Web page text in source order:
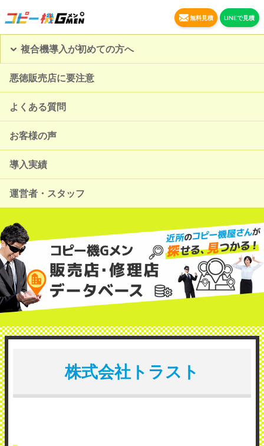
無料見積 LINEで見積
複合機導入が初めての方へ
悪徳販売店に要注意
よくある質問
お客様の声
導入実績
運営者・スタッフ
株式会社トラスト